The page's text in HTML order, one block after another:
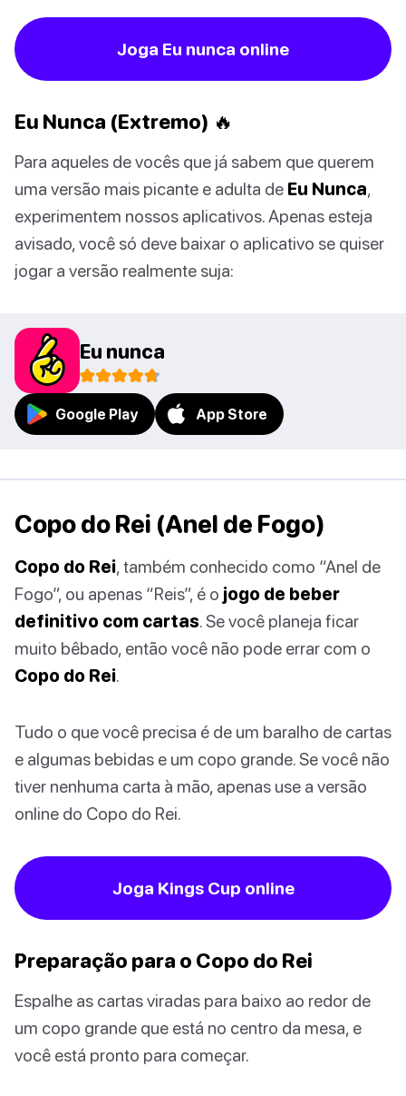
Joga Eu nunca online
Eu Nunca (Extremo) 🔥
Para aqueles de vocês que já sabem que querem
uma versão mais picante e adulta de Eu Nunca,
experimentem nossos aplicativos. Apenas esteja
avisado, você só deve baixar o aplicativo se quiser
jogar a versão realmente suja:
Eu nunca
Google Play App Store
Copo do Rei (Anel de Fogo)
Copo do Rei, também conhecido como “Anel de
Fogo”, ou apenas “Reis”, é o jogo de beber
definitivo com cartas. Se você planeja ficar
muito bêbado, então você não pode errar com o
Copo do Rei.
Tudo o que você precisa é de um baralho de cartas
e algumas bebidas e um copo grande. Se você não
tiver nenhuma carta à mão, apenas use a versão
online do Copo do Rei.
Joga Kings Cup online
Preparação para o Copo do Rei
Espalhe as cartas viradas para baixo ao redor de
um copo grande que está no centro da mesa, e
você está pronto para começar.